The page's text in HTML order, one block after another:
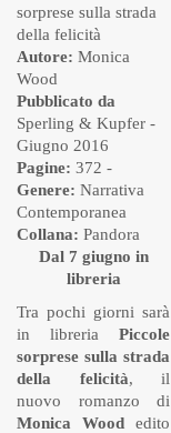
sorprese sulla strada
della felicità
Autore: Monica
Wood
Pubblicato da
Sperling & Kupfer -
Giugno 2016
Pagine: 372 -
Genere: Narrativa
Contemporanea
Collana: Pandora
Dal 7 giugno in
libreria
Tra pochi giorni sarà
in libreria Piccole
sorprese sulla strada
della felicità, il
nuovo romanzo di
Monica Wood edito